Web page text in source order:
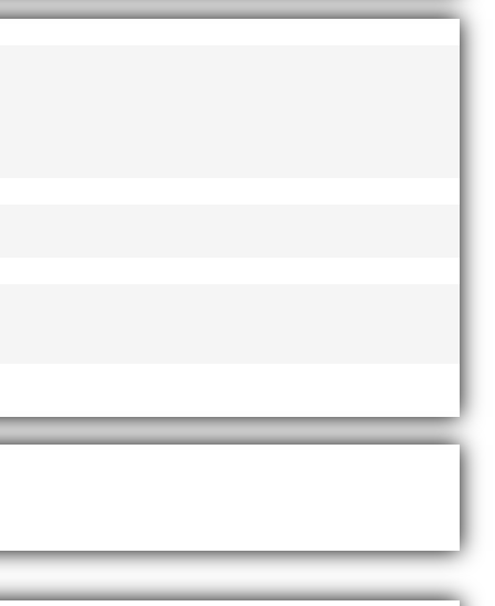
delegationen fick ta emot priset ”Årets pulshöjare”,
nyårsafton. Formen är enkel, ett eller två varv
största friidrottsföreningar? Malmö